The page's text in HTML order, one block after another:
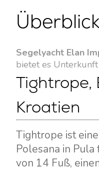
Segelyacht Elan
bietet es
Tightrope,
Kroatien
Tightrope ist
Polesana in
von 14 Fuß,